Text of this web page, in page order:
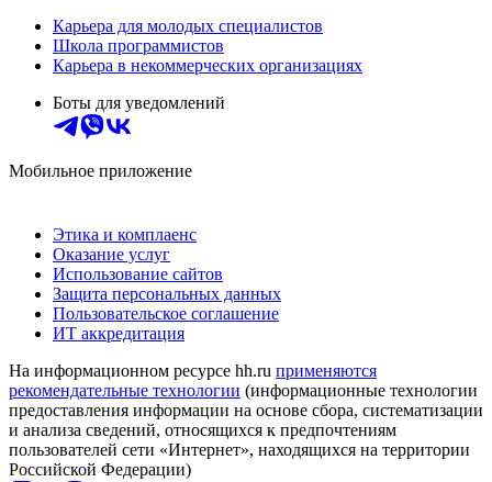
Карьера для молодых специалистов
Школа программистов
Карьера в некоммерческих организациях
Боты для уведомлений
Мобильное приложение
Этика и комплаенс
Оказание услуг
Использование сайтов
Защита персональных данных
Пользовательское соглашение
ИТ аккредитация
На информационном ресурсе hh.ru применяются
рекомендательные технологии (информационные технологии
предоставления информации на основе сбора, систематизации
и анализа сведений, относящихся к предпочтениям
пользователей сети «Интернет», находящихся на территории
Российской Федерации)